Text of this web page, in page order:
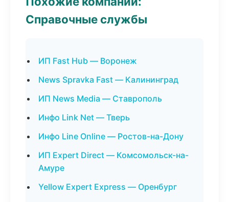
Справочные службы
ИП Fast Hub — Воронеж
News Spravka Fast — Калининград
ИП News Media — Ставрополь
Инфо Link Net — Тверь
Инфо Line Online — Ростов-на-Дону
ИП Expert Direct — Комсомольск-на-
Амуре
Yellow Expert Express — Оренбург